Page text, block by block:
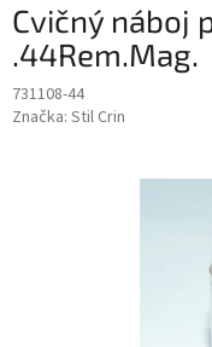
Cvičný náboj
.44Rem.Mag.
731108-44
Značka: Stil Crin